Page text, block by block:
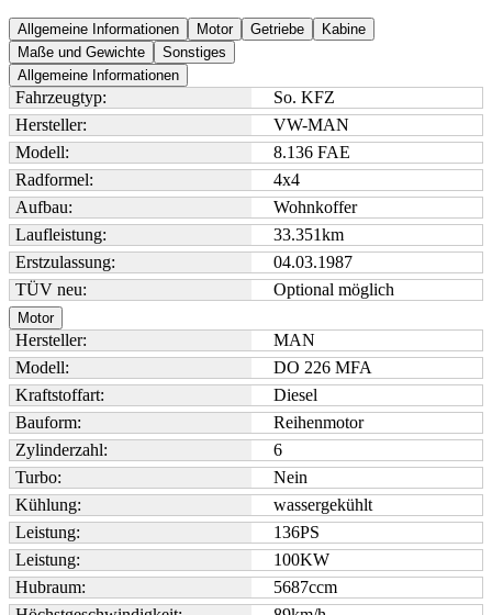
Allgemeine Informationen Motor Getriebe
Kabine
Maße und Gewichte
Sonstiges
Allgemeine Informationen
Fahrzeugtyp:
So. KFZ
Hersteller:
VW-MAN
Modell:
8.136 FAE
Radformel:
4x4
Aufbau:
Wohnkoffer
Laufleistung:
33.351km
Erstzulassung:
04.03.1987
TÜV neu:
Optional möglich
Motor
Hersteller:
MAN
Modell:
DO 226 MFA
Kraftstoffart:
Diesel
Bauform:
Reihenmotor
Zylinderzahl:
6
Turbo:
Nein
Kühlung:
wassergekühlt
Leistung:
136PS
Leistung:
100KW
Hubraum:
5687ccm